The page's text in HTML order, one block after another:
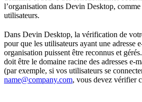
l’organisation dans Devin Desktop,
utilisateurs.
Dans Devin Desktop, la vérification de
pour que les utilisateurs ayant une adresse
organisation puissent être reconnus et
doit être le domaine racine des adresses e-
(par exemple, si vos utilisateurs se
name@company.com, vous devez vérifier